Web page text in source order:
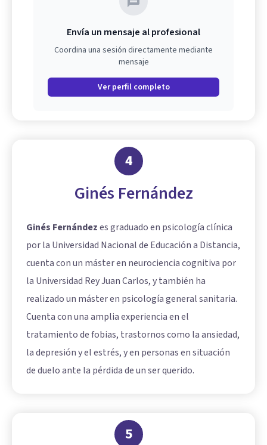
Envía un mensaje al profesional
Coordina una sesión directamente mediante
mensaje
Ver perfil completo
4
Ginés Fernández
Ginés Fernándezes graduado en psicología clínica
por la Universidad Nacional de Educación a Distancia,
cuenta con un máster en neurociencia cognitiva por
la Universidad Rey Juan Carlos, y también ha
realizado un máster en psicología general sanitaria.
Cuenta con una amplia experiencia en el
tratamiento de fobias, trastornos como la ansiedad,
la depresión y el estrés, y en personas en situación
de duelo ante la pérdida de un ser querido.
5